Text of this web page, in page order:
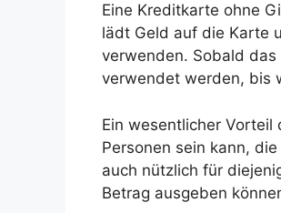
Eine Kreditkarte ohne
lädt Geld auf die Karte
verwenden. Sobald
verwendet werden, bis
Ein wesentlicher
Personen sein kann,
auch nützlich für
Betrag ausgeben